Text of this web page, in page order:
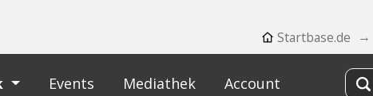
Startbase.de
Events Mediathek Account